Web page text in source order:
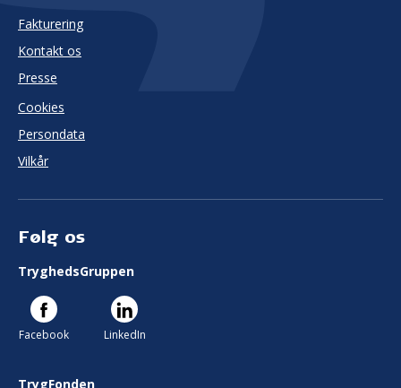
Fakturering
Kontakt os
Presse
Cookies
Persondata
Vilkår
Følg os
TryghedsGruppen
Facebook LinkedIn
TrygFonden